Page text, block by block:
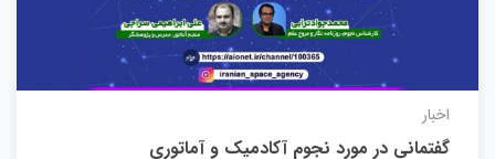
اخبار
گفتمانی در مورد نجوم آکادمیک و آماتوری